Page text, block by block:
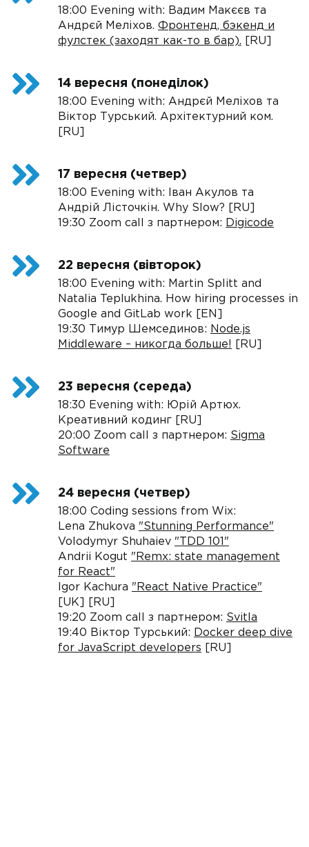
18:00 Evening with: Вадим Макєєв та
Андрєй Меліхов. Фронтенд, бэкенд и
фулстек (заходят как-то в бар). [RU]
14 вересня (понедiлок)
18:00 Evening with: Андрєй Меліхов та
Вiктор Турський. Архiтектурний ком.
[RU]
17 вересня (четвер)
18:00 Evening with: Іван Акулов та
Андрій Лісточкін. Why Slow? [RU]
19:30 Zoom call з партнером: Digicode
22 вересня (вівторок)
18:00 Evening with: Martin Splitt and
Natalia Teplukhina. How hiring processes in
Google and GitLab work [EN]
19:30 Тимур Шемсединов: Node.js
Middleware – никогда больше!
[RU]
23 вересня (середа)
18:30 Evening with: Юрій Артюх.
Креативний кодинг [RU]
20:00 Zoom call з партнером: Sigma
Software
24 вересня (четвер)
18:00 Coding sessions from Wix:
Lena Zhukova "Stunning Performance"
Volodymyr Shuhaiev "TDD 101"
Andrii Kogut "Remx: state management
for React"
Igor Kachura "React Native Practice"
[UK] [RU]
19:20 Zoom call з партнером: Svitla
19:40 Віктор Турський: Docker deep dive
for JavaScript developers [RU]